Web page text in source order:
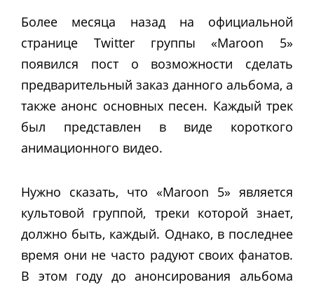
Более месяца назад на официальной
странице Twitter группы «Maroon 5»
появился пост о возможности сделать
предварительный заказ данного альбома, а
также анонс основных песен. Каждый трек
был представлен в виде короткого
анимационного видео.
Нужно сказать, что «Maroon 5» является
культовой группой, треки которой знает,
должно быть, каждый. Однако, в последнее
время они не часто радуют своих фанатов.
В этом году до анонсирования альбома